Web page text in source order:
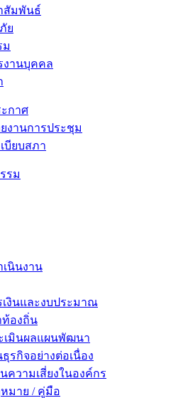
สัมพันธ์
ย
ม
งานบุคคล
กาศ
งานการประชุม
บียบสภา
รม
เนินงาน
เงินและงบประมาณ
องถิ่น
เมินผลแผนพัฒนา
รกิจอย่างต่อเนื่อง
ความเสี่ยงในองค์กร
มาย / คู่มือ